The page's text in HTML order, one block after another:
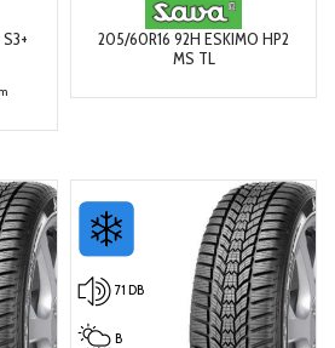
205/60R16 92H ESKIMO HP2
MS TL
71 DB
B